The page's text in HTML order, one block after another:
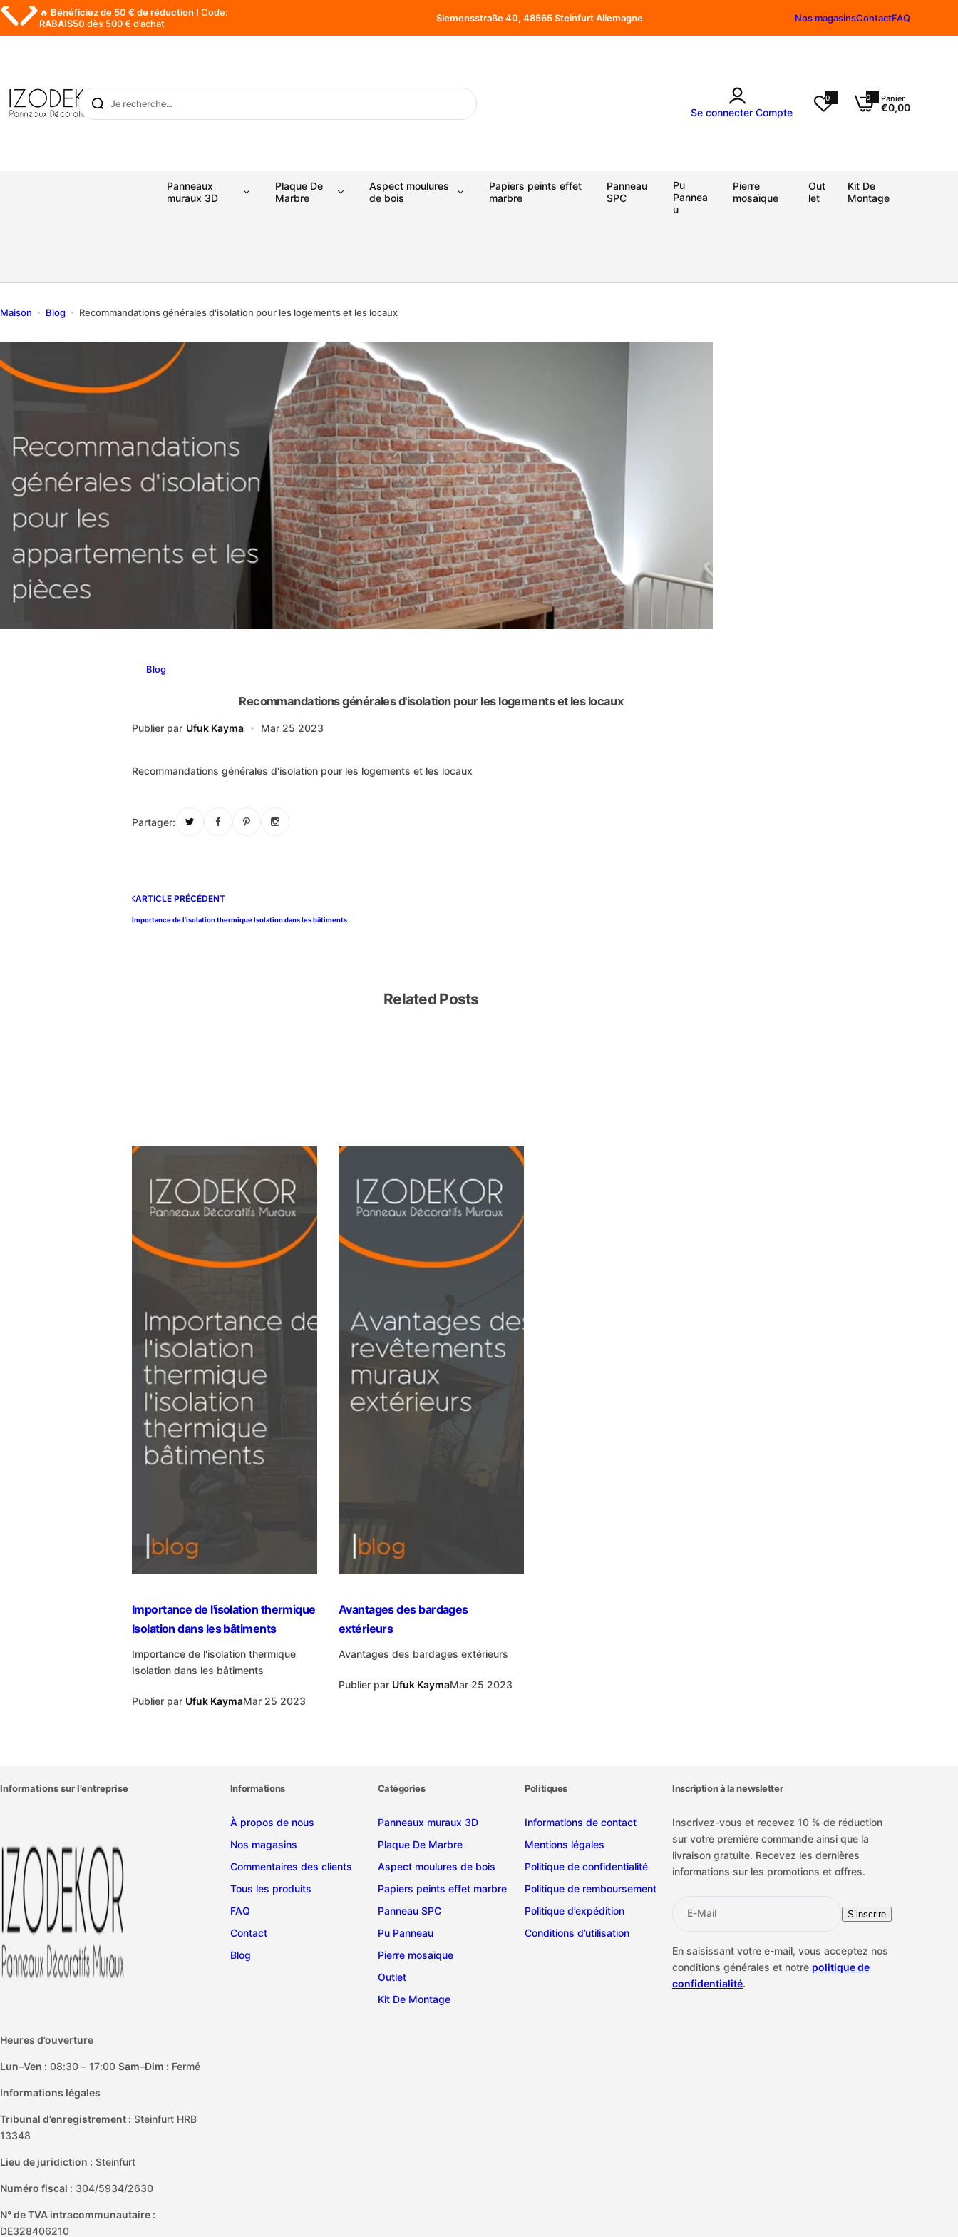
🔥 Bénéficiez de 50 € de réduction ! Code:
RABAIS50 dès 500 € d’achat Siemensstraße 40, 48565 Steinfurt Allemagne Nos magasinsContactFAQ
J
e
Se connecter Compte
0 0
0
a
r
Panier
€0,00
Panneaux
muraux 3D
Plaque De
Marbre
Aspect moulures
de bois
Papiers peints effet
marbre
Panneau
SPC
Pu
Pannea
u
Pierre
mosaïque
Out
let
Kit De
Montage
Maison Blog Recommandations générales d'isolation pour les logements et les locaux
Blog
Recommandations générales d'isolation pour les logements et les locaux
Publier par Ufuk Kayma Mar 25 2023
Recommandations générales d'isolation pour les logements et les locaux
Partager:
ARTICLE PRÉCÉDENT
Importance de l'isolation thermique Isolation dans les bâtiments
Related Posts
Importance de l'isolation thermique
Isolation dans les bâtiments
Importance de l'isolation thermique
Isolation dans les bâtiments
Publier par Ufuk KaymaMar 25 2023
Avantages des bardages
extérieurs
Avantages des bardages extérieurs
Publier par Ufuk KaymaMar 25 2023
Informations sur l’entreprise
Heures d’ouverture
Lun–Ven : 08:30 – 17:00 Sam–Dim : Fermé
Informations légales
Tribunal d’enregistrement : Steinfurt HRB
13348
Lieu de juridiction : Steinfurt
Numéro fiscal : 304/5934/2630
N° de TVA intracommunautaire :
DE328406210
Informations
À propos de nous
Nos magasins
Commentaires des clients
Tous les produits
FAQ
Contact
Blog
Catégories
Panneaux muraux 3D
Plaque De Marbre
Aspect moulures de bois
Papiers peints effet marbre
Panneau SPC
Pu Panneau
Pierre mosaïque
Outlet
Kit De Montage
Politiques
Informations de contact
Mentions légales
Politique de confidentialité
Politique de remboursement
Politique d’expédition
Conditions d’utilisation
Inscription à la newsletter
Inscrivez-vous et recevez 10 % de réduction
sur votre première commande ainsi que la
livraison gratuite. Recevez les dernières
informations sur les promotions et offres.
E-Mail S’inscrire
En saisissant votre e-mail, vous acceptez nos
conditions générales et notre politique de
confidentialité.
P